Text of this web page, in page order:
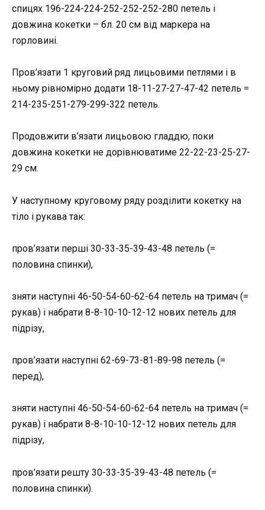
спицях 196-224-224-252-252-252-280 петель і
довжина кокетки – бл. 20 см від маркера на
горловині.
Пров’язати 1 круговий ряд лицьовими петлями і в
ньому рівномірно додати 18-11-27-27-47-42 петель =
214-235-251-279-299-322 петель.
Продовжити в’язати лицьовою гладдю, поки
довжина кокетки не дорівнюватиме 22-22-23-25-27-
29 см.
У наступному круговому ряду розділити кокетку на
тіло і рукава так:
пров’язати перші 30-33-35-39-43-48 петель (=
половина спинки),
зняти наступні 46-50-54-60-62-64 петель на тримач (=
рукав) і набрати 8-8-10-10-12-12 нових петель для
підрізу,
пров’язати наступні 62-69-73-81-89-98 петель (=
перед),
зняти наступні 46-50-54-60-62-64 петель на тримач (=
рукав) і набрати 8-8-10-10-12-12 нових петель для
підрізу,
пров’язати решту 30-33-35-39-43-48 петель (=
половина спинки).